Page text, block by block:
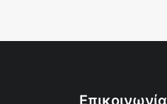
Επικοινωνία